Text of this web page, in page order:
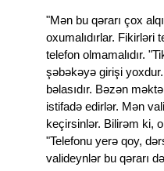
"Mən bu qərarı çox
oxumalıdırlar. Fikirləri
telefon olmamalıdır.
şəbəkəyə girişi
bəlasıdır. Bəzən
istifadə edirlər. Mən
keçirsinlər. Bilirəm ki,
"Telefonu yerə qoy,
valideynlər bu qərarı